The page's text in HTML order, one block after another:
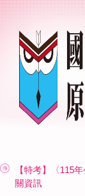
【特考】〈115
關資訊